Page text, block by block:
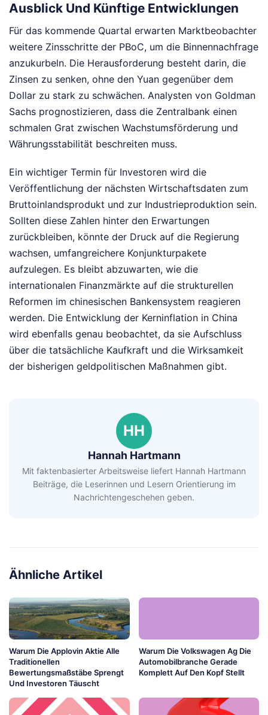
Ausblick Und Künftige Entwicklungen
Für das kommende Quartal erwarten Marktbeobachter
weitere Zinsschritte der PBoC, um die Binnennachfrage
anzukurbeln. Die Herausforderung besteht darin, die
Zinsen zu senken, ohne den Yuan gegenüber dem
Dollar zu stark zu schwächen. Analysten von Goldman
Sachs prognostizieren, dass die Zentralbank einen
schmalen Grat zwischen Wachstumsförderung und
Währungsstabilität beschreiten muss.
Ein wichtiger Termin für Investoren wird die
Veröffentlichung der nächsten Wirtschaftsdaten zum
Bruttoinlandsprodukt und zur Industrieproduktion sein.
Sollten diese Zahlen hinter den Erwartungen
zurückbleiben, könnte der Druck auf die Regierung
wachsen, umfangreichere Konjunkturpakete
aufzulegen. Es bleibt abzuwarten, wie die
internationalen Finanzmärkte auf die strukturellen
Reformen im chinesischen Bankensystem reagieren
werden. Die Entwicklung der Kerninflation in China
wird ebenfalls genau beobachtet, da sie Aufschluss
über die tatsächliche Kaufkraft und die Wirksamkeit
der bisherigen geldpolitischen Maßnahmen gibt.
HH
Hannah Hartmann
Mit faktenbasierter Arbeitsweise liefert Hannah Hartmann
Beiträge, die Leserinnen und Lesern Orientierung im
Nachrichtengeschehen geben.
Ähnliche Artikel
Warum Die Applovin Aktie Alle
Traditionellen
Bewertungsmaßstäbe Sprengt
Und Investoren Täuscht
Warum Die Volkswagen Ag Die
Automobilbranche Gerade
Komplett Auf Den Kopf Stellt